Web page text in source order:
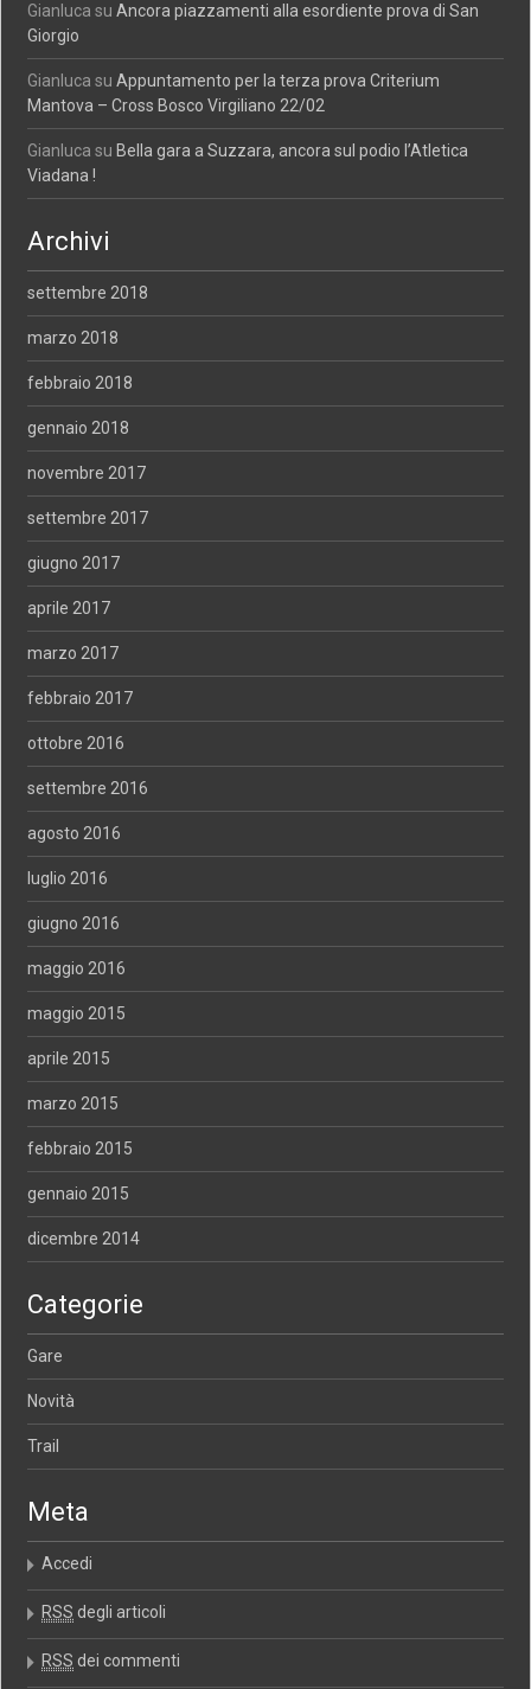
Gianluca suAncora piazzamenti alla esordiente prova di San
Giorgio
Gianluca suAppuntamento per la terza prova Criterium
Mantova – Cross Bosco Virgiliano 22/02
Gianluca su Bella gara a Suzzara, ancora sul podio l’Atletica
Viadana !
Archivi
settembre 2018
marzo 2018
febbraio 2018
gennaio 2018
novembre 2017
settembre 2017
giugno 2017
aprile 2017
marzo 2017
febbraio 2017
ottobre 2016
settembre 2016
agosto 2016
luglio 2016
giugno 2016
maggio 2016
maggio 2015
aprile 2015
marzo 2015
febbraio 2015
gennaio 2015
dicembre 2014
Categorie
Gare
Novità
Trail
Meta
Accedi
RSS degli articoli
RSS dei commenti